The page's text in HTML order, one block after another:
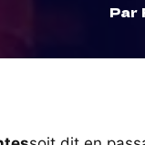
Par